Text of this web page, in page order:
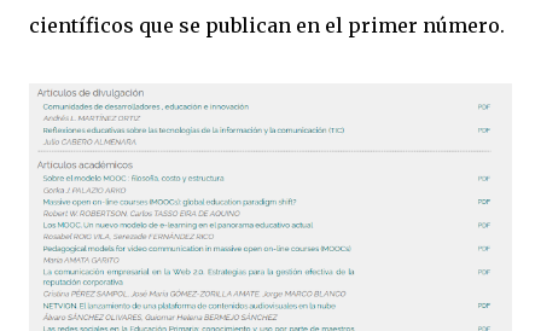
científicos que se publican en el primer número.